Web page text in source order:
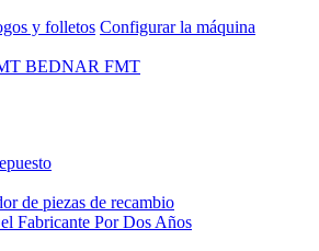
y folletos Configurar la máquina
BEDNAR FMT
de piezas de recambio
Fabricante Por Dos Años